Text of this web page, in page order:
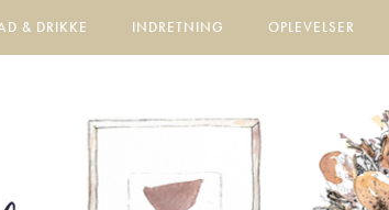
& DRIKKE INDRETNING OPLEVELSER